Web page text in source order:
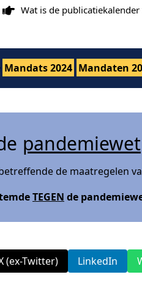
Wat is de
Mandats 2024 Mandaten
pandemiewet
de maatregelen
TEGEN de
(ex-Twitter) LinkedIn